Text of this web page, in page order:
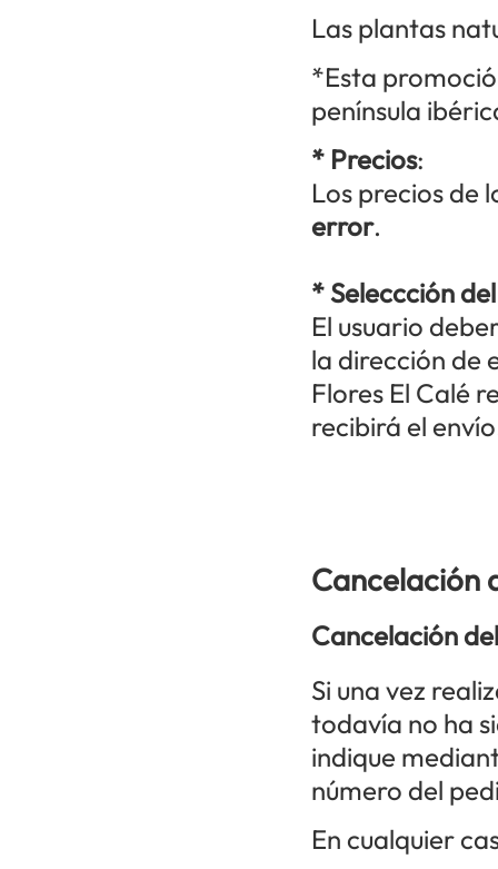
Las plantas
*Esta
península
* Precios:
Los precios de
error.
* Seleccción
El usuario
la dirección de
Flores El Calé
recibirá el
Cancelación
Cancelación
Si una vez
todavía no ha
indique
número del
En cualquier